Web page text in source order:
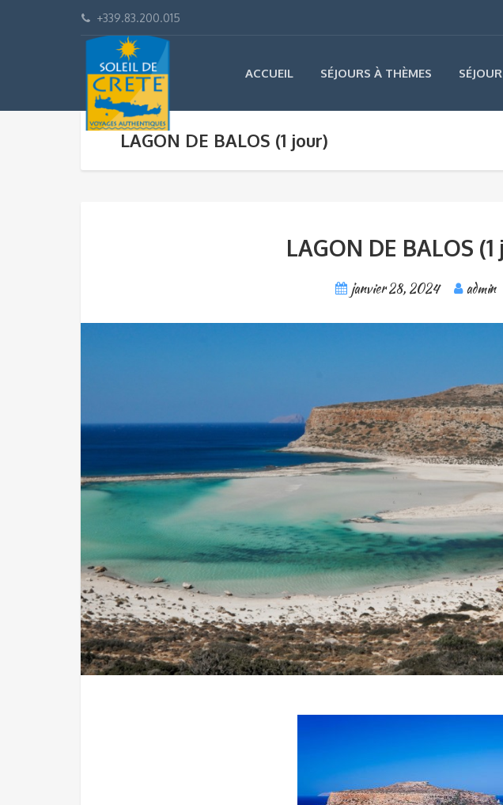
+339.83.200.015
ACCUEIL SÉJOURS À THÈMES
LAGON DE BALOS (1 jour)
LAGON DE BALOS
janvier 28, 2024 admin